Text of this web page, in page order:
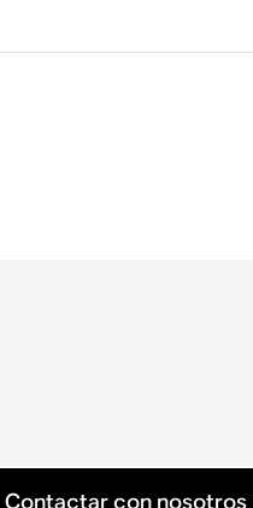
Contactar con nosotros